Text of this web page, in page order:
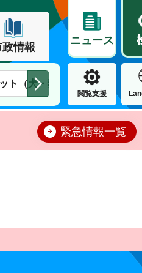
政情報
ニュース
ト（犬・猫） 住民票・戸籍
閲覧支援
緊急情報一覧